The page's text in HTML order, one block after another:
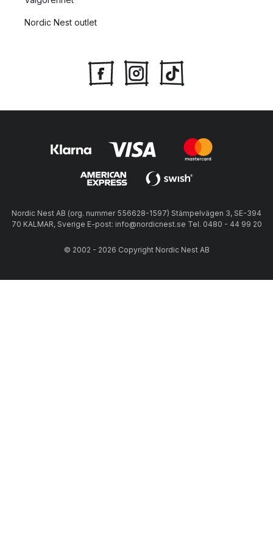
Nordic Nest outlet
Nordic Nest AB (org. nummer 556628-1597) Stämpelvägen 3, SE-394
70 KALMAR, Sverige E-post: info@nordicnest.se Tel. 0480 - 44 99 20
© 2002 - 2026 Copyright Nordic Nest AB